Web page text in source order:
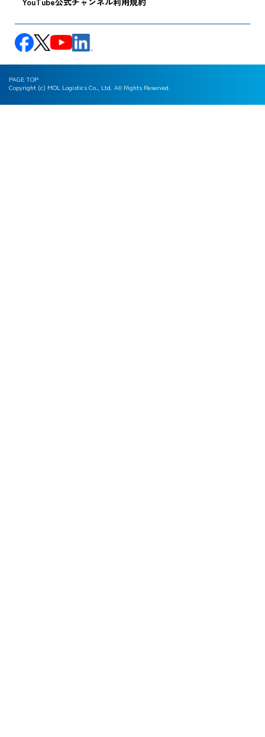
Copyright (c) MOL Logistics Co., Ltd. All Rights Reserved.
PAGE TOP